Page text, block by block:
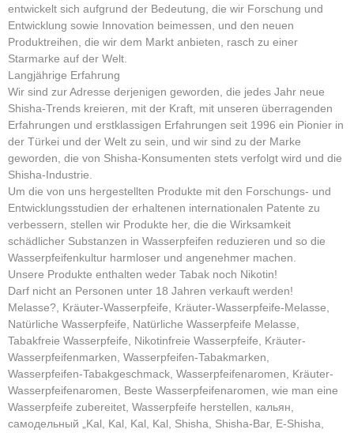
entwickelt sich aufgrund der Bedeutung, die wir Forschung und
Entwicklung sowie Innovation beimessen, und den neuen
Produktreihen, die wir dem Markt anbieten, rasch zu einer
Starmarke auf der Welt.
Langjährige Erfahrung
Wir sind zur Adresse derjenigen geworden, die jedes Jahr neue
Shisha-Trends kreieren, mit der Kraft, mit unseren überragenden
Erfahrungen und erstklassigen Erfahrungen seit 1996 ein Pionier in
der Türkei und der Welt zu sein, und wir sind zu der Marke
geworden, die von Shisha-Konsumenten stets verfolgt wird und die
Shisha-Industrie.
Um die von uns hergestellten Produkte mit den Forschungs- und
Entwicklungsstudien der erhaltenen internationalen Patente zu
verbessern, stellen wir Produkte her, die die Wirksamkeit
schädlicher Substanzen in Wasserpfeifen reduzieren und so die
Wasserpfeifenkultur harmloser und angenehmer machen.
Unsere Produkte enthalten weder Tabak noch Nikotin!
Darf nicht an Personen unter 18 Jahren verkauft werden!
Melasse?, Kräuter-Wasserpfeife, Kräuter-Wasserpfeife-Melasse,
Natürliche Wasserpfeife, Natürliche Wasserpfeife Melasse,
Tabakfreie Wasserpfeife, Nikotinfreie Wasserpfeife, Kräuter-
Wasserpfeifenmarken, Wasserpfeifen-Tabakmarken,
Wasserpfeifen-Tabakgeschmack, Wasserpfeifenaromen, Kräuter-
Wasserpfeifenaromen, Beste Wasserpfeifenaromen, wie man eine
Wasserpfeife zubereitet, Wasserpfeife herstellen, кальян,
самодельный „Kal, Kal, Kal, Kal, Shisha, Shisha-Bar, E-Shisha,